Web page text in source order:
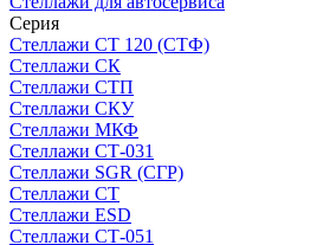
Серия
Стеллажи СТ 120 (СТФ)
Стеллажи СК
Стеллажи СТП
Стеллажи СКУ
Стеллажи МКФ
Стеллажи СТ-031
Стеллажи SGR (СГР)
Стеллажи СТ
Стеллажи ESD
Стеллажи СТ-051